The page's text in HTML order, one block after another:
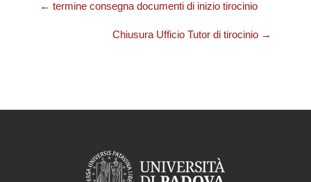
← termine consegna documenti di inizio tirocinio
Chiusura Ufficio Tutor di tirocinio →